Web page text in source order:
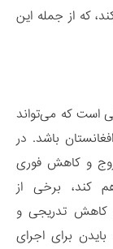
که از جمله این
است که می‌تواند
باشد. در
و کاهش فوری
کند، برخی از
کاهش تدریجی و
بایدن برای اجرای